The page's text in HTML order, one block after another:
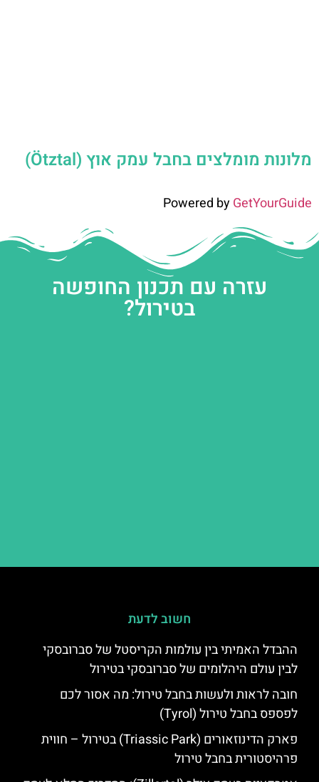
מלונות מומלצים בחבל עמק אוץ (Ötztal)
Powered byGetYourGuide
עזרה עם תכנון החופשה
בטירול?
חשוב לדעת
ההבדל האמיתי בין עולמות הקריסטל של סברובסקי
לבין עולם היהלומים של סברובסקי בטירול
חובה לראות ולעשות בחבל טירול: מה אסור לכם
לפספס בחבל טירול (Tyrol)
פארק הדינוזאורים (Triassic Park) בטירול – חווית
פרהיסטורית בחבל טירול